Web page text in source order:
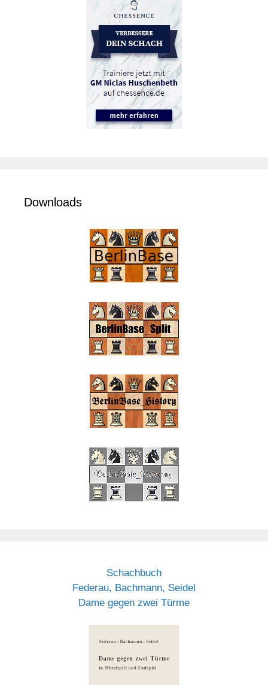
Downloads
Schachbuch
Federau, Bachmann, Seidel
Dame gegen zwei Türme